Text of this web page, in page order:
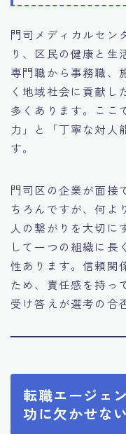
門司メディカルセン
り、区民の健康と生
専門職から事務職、
く地域社会に貢献し
多くあります。ここ
力」と「丁寧な対人
す。
門司区の企業が面接
ちろんですが、何よ
人の繋がりを大切に
して一つの組織に長
性あります。信頼関
ため、責任感を持っ
受け答えが選考の合
転職エージェ
功に欠かせな